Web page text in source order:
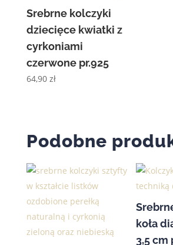
Srebrne kolczyki
dziecięce kwiatki z
cyrkoniami
czerwone pr.925
64,90 zł
Podobne
koła
3,5 cm